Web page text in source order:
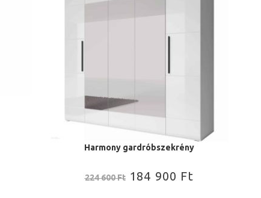
Harmony gardróbszekrény
224 600Ft 184 900 Ft